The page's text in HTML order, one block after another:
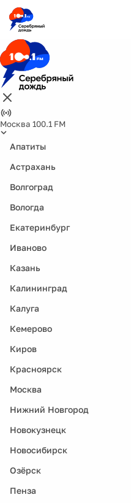
Москва 100.1 FM
Апатиты
Астрахань
Волгоград
Вологда
Екатеринбург
Иваново
Казань
Калининград
Калуга
Кемерово
Киров
Красноярск
Москва
Нижний Новгород
Новокузнецк
Новосибирск
Озёрск
Пенза